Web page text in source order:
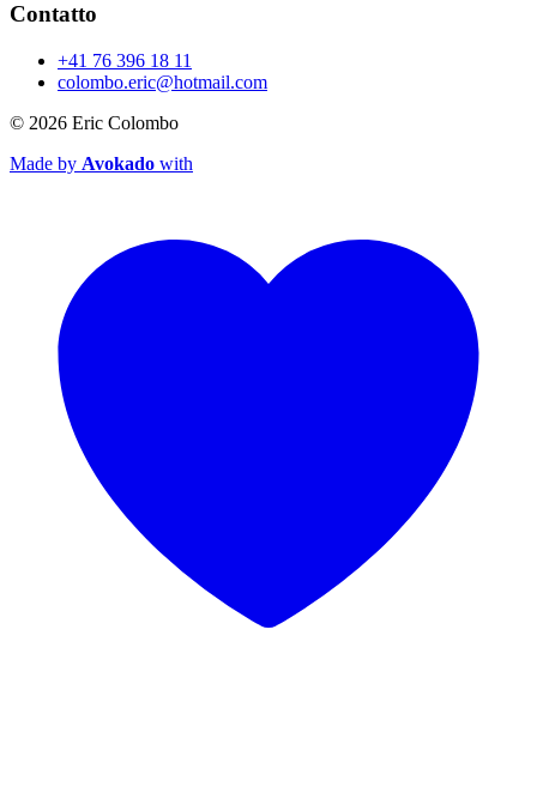
Contatto
+41 76 396 18 11
colombo.eric@hotmail.com
© 2026 Eric Colombo
Made by Avokado with